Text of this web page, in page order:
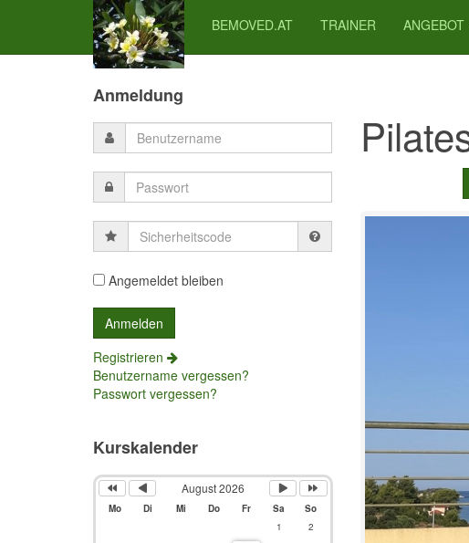
BEMOVED.AT TRAINER ANGEBOT
Anmeldung
Sicherheitscode
Angemeldet bleiben
Registrieren
Benutzername vergessen?
Passwort vergessen?
Kurskalender
PreviousPrevious
August 2026
Mo Di Mi Do Fr Sa
So
1
2